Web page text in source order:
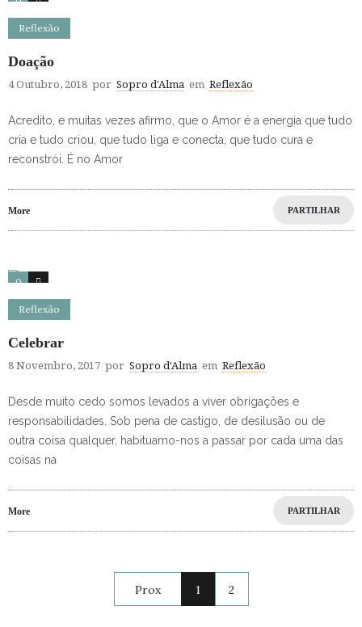
Reflexão
Doação
4 Outubro, 2018 por Sopro d'Alma em Reflexão
Acredito, e muitas vezes afirmo, que o Amor é a energia que tudo
cria e tudo criou, que tudo liga e conecta, que tudo cura e
reconstrói. É no Amor
More PARTILHAR
0 0
Reflexão
Celebrar
8 Novembro, 2017 por Sopro d'Alma em Reflexão
Desde muito cedo somos levados a viver obrigações e
responsabilidades. Sob pena de castigo, de desilusão ou de
outra coisa qualquer, habituamo-nos a passar por cada uma das
coisas na
More PARTILHAR
Prox 1 2